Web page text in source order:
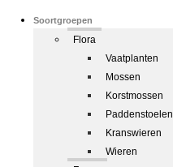
Soortgroepen
Flora
Vaatplanten
Mossen
Korstmossen
Paddenstoelen
Kranswieren
Wieren